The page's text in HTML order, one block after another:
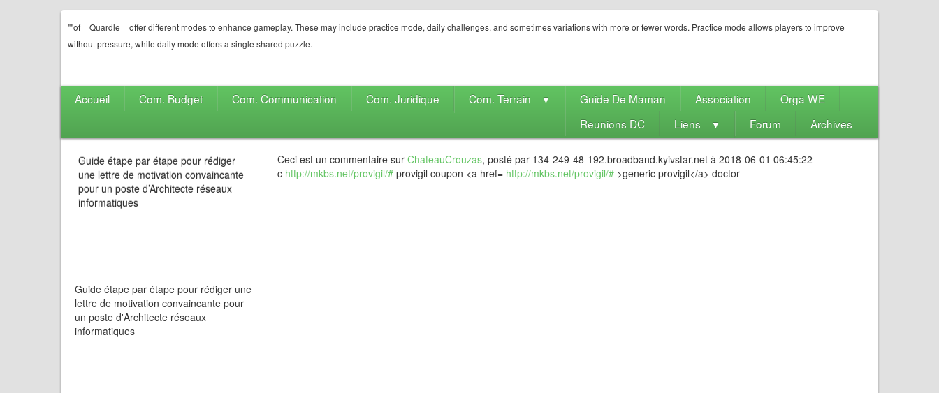
""of Quardle
offer different modes to enhance gameplay. These may include practice mode, daily challenges, and sometimes variations with more or fewer words. Practice mode allows players to improve
without pressure, while daily mode offers a single shared puzzle.
Accueil Com. Budget Com. Communication Com. Juridique Com. Terrain ▼ Guide De Maman Association
Orga WE
Reunions DC
Liens ▼ Forum Archives
Guide étape par étape pour rédiger
une lettre de motivation convaincante
pour un poste d’Architecte réseaux
informatiques
Guide étape par étape pour rédiger une
lettre de motivation convaincante pour
un poste d'Architecte réseaux
informatiques
Ceci est un commentaire sur ChateauCrouzas, posté par 134-249-48-192.broadband.kyivstar.net à 2018-06-01 06:45:22
c http://mkbs.net/provigil/#provigil coupon <a href= http://mkbs.net/provigil/#>generic provigil</a> doctor